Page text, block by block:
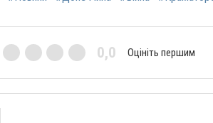
0,0 Оцініть першим